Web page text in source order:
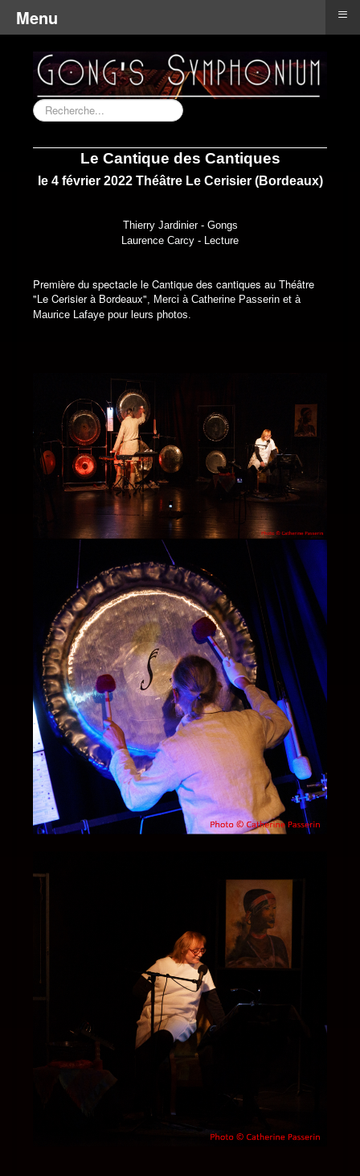
Rechercher
Le Cantique des Cantiques
le 4 février 2022 Théâtre Le Cerisier (Bordeaux)
Thierry Jardinier - Gongs
Laurence Carcy - Lecture
Première du spectacle le Cantique des cantiques au Théâtre
"Le Cerisier à Bordeaux" , Merci à Catherine Passerin et à
Maurice Lafaye pour leurs photos.
Menu ≡